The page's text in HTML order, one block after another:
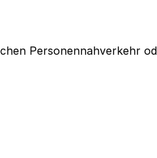
Personennahverkehr